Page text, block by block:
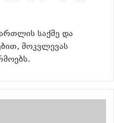
საქმე და
მოკვლევას